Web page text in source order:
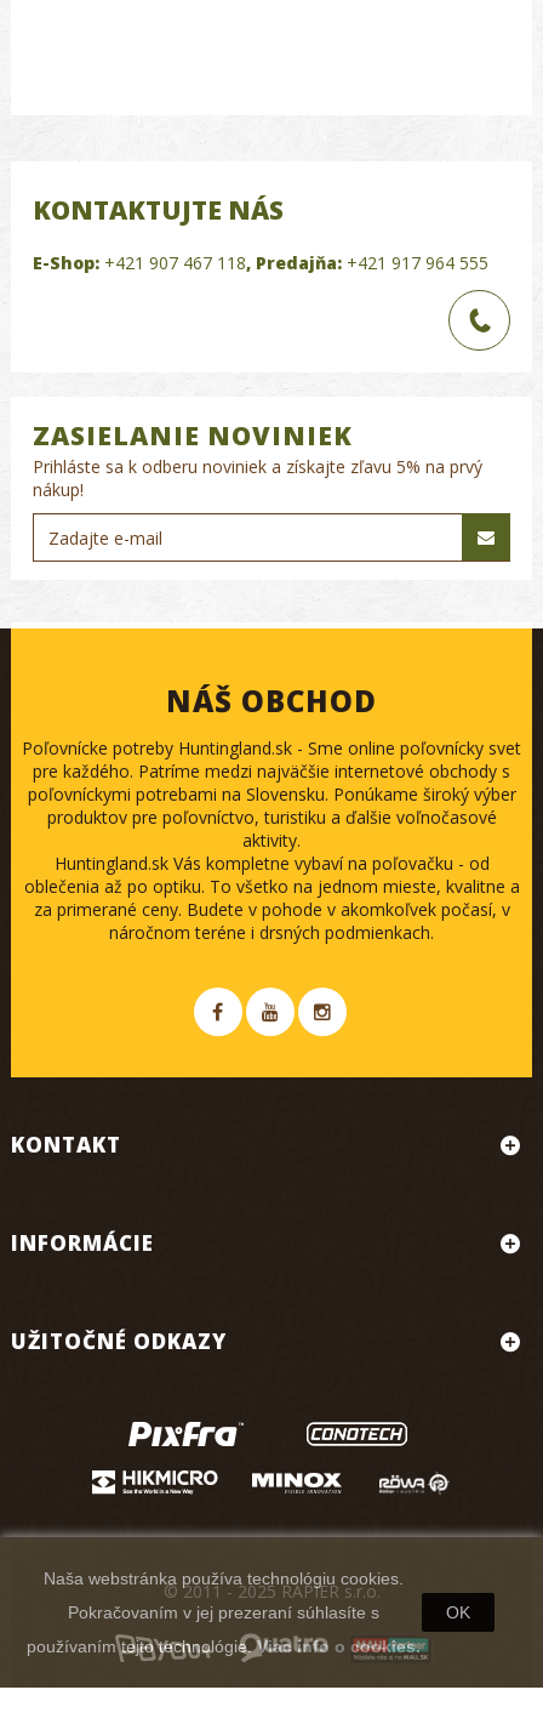
KONTAKTUJTE NÁS
E-Shop: +421 907 467 118, Predajňa: +421 917 964 555
ZASIELANIE NOVINIEK
Prihláste sa k odberu noviniek a získajte zľavu 5% na prvý
nákup!
NÁŠ OBCHOD
Poľovnícke potreby Huntingland.sk - Sme online poľovnícky svet
pre každého. Patríme medzi najväčšie internetové obchody s
poľovníckymi potrebami na Slovensku. Ponúkame široký výber
produktov pre poľovníctvo, turistiku a ďalšie voľnočasové
aktivity.
Huntingland.sk Vás kompletne vybaví na poľovačku - od
oblečenia až po optiku. To všetko na jednom mieste, kvalitne a
za primerané ceny. Budete v pohode v akomkoľvek počasí, v
náročnom teréne i drsných podmienkach.
KONTAKT
INFORMÁCIE
UŽITOČNÉ ODKAZY
Naša webstránka používa technológiu cookies.
Pokračovaním v jej prezeraní súhlasíte s
používaním tejto technológie.Viac info o cookies.
OK
© 2011 - 2025 RAPIER s.r.o.